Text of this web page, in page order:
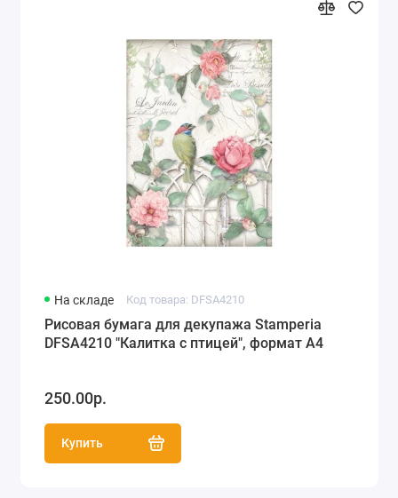
На складе Код товара: DFSA4210
Рисовая бумага для декупажа Stamperia
DFSA4210 "Калитка с птицей", формат А4
250.00р.
Купить